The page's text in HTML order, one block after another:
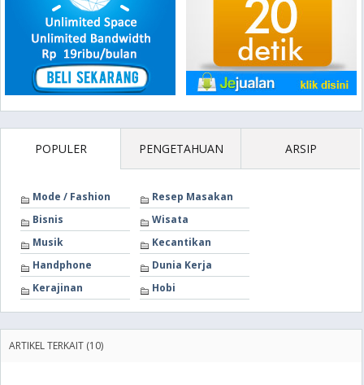
POPULER PENGETAHUAN ARSIP
Mode / Fashion
Resep Masakan
Bisnis
Wisata
Musik
Kecantikan
Handphone
Dunia Kerja
Kerajinan
Hobi
ARTIKEL TERKAIT (10)